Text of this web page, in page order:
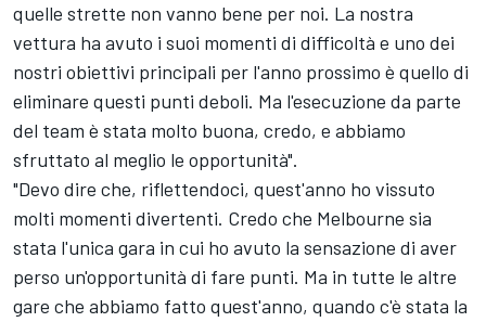
quelle strette non vanno bene per noi. La nostra
vettura ha avuto i suoi momenti di difficoltà e uno dei
nostri obiettivi principali per l'anno prossimo è quello di
eliminare questi punti deboli. Ma l'esecuzione da parte
del team è stata molto buona, credo, e abbiamo
sfruttato al meglio le opportunità".
"Devo dire che, riflettendoci, quest'anno ho vissuto
molti momenti divertenti. Credo che Melbourne sia
stata l'unica gara in cui ho avuto la sensazione di aver
perso un'opportunità di fare punti. Ma in tutte le altre
gare che abbiamo fatto quest'anno, quando c'è stata la